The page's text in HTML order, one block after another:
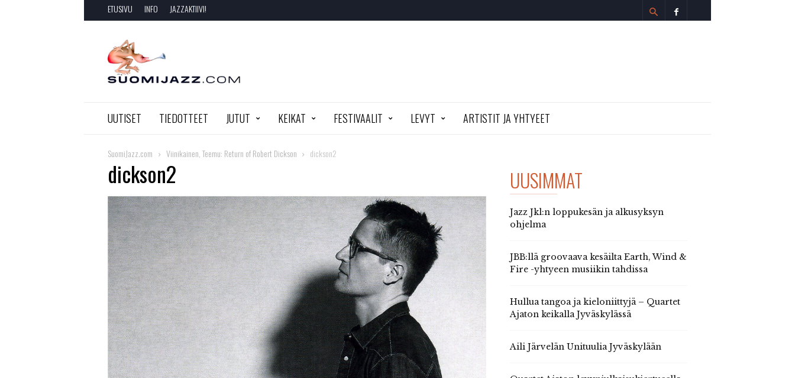
ETUSIVU INFO JAZZAKTIIVI!
SuomiJazz.com
UUTISET TIEDOTTEET JUTUT KEIKAT FESTIVAALIT LEVYT ARTISTIT JA YHTYEET
SuomiJazz.com Viinikainen, Teemu: Return of Robert Dickson dickson2
dickson2 UUSIMMAT
Jazz Jkl:n loppukesän ja alkusyksyn
ohjelma
JBB:llä groovaava kesäilta Earth, Wind &
Fire -yhtyeen musiikin tahdissa
Hullua tangoa ja kieloniittyjä – Quartet
Ajaton keikalla Jyväskylässä
Aili Järvelän Unituulia Jyväskylään